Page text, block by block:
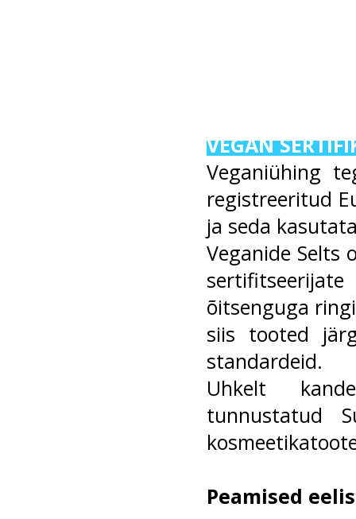
VEGAN
Veganiühing
registreeritud
ja seda
Veganide Selts
õitsenguga
siis tooted
standardeid.
Uhkelt
tunnustatud
Peamised